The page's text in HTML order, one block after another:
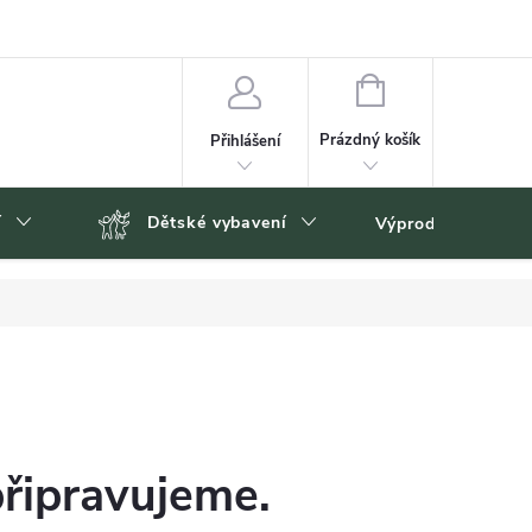
Přihlášení
NÁKUPNÍ
Prázdný košík
Dětské vybavení Výprodej